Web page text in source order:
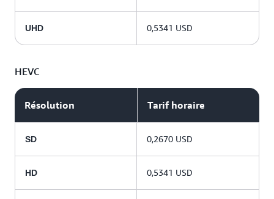
UHD 0,5341 USD
HEVC
Résolution Tarif horaire
SD 0,2670 USD
HD 0,5341 USD